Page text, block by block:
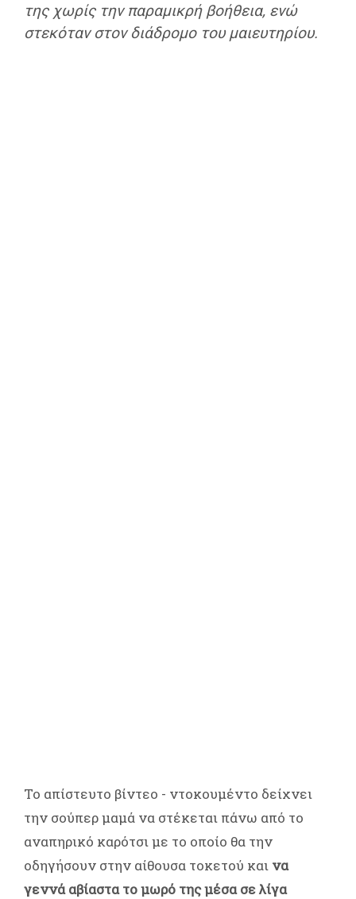
της χωρίς την παραμικρή βοήθεια, ενώ
στεκόταν στον διάδρομο του μαιευτηρίου.
Το απίστευτο βίντεο - ντοκουμέντο δείχνει
την σούπερ μαμά να στέκεται πάνω από το
αναπηρικό καρότσι με το οποίο θα την
οδηγήσουν στην αίθουσα τοκετού και να
γεννά αβίαστα το μωρό της μέσα σε λίγα